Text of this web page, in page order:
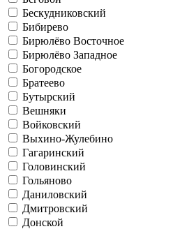
Бескудниковский
Бибирево
Бирюлёво Восточное
Бирюлёво Западное
Богородское
Братеево
Бутырский
Вешняки
Войковский
Выхино-Жулебино
Гагаринский
Головинский
Гольяново
Даниловский
Дмитровский
Донской